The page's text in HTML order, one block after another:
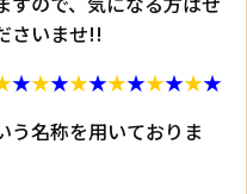
さいませ!!
★★★★★★★★★★★
う名称を用いておりま